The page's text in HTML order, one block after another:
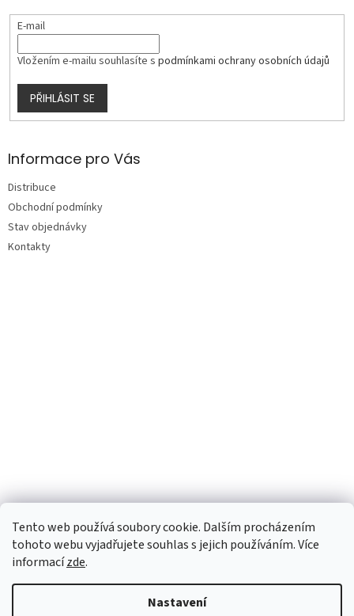
Tento web používá soubory cookie. Dalším procházením
tohoto webu vyjadřujete souhlas s jejich používáním. Více
informacízde.
Nastavení
E-mail
Vložením e-mailu souhlasíte s podmínkami ochrany osobních údajů
PŘIHLÁSIT SE
Informace pro Vás
Distribuce
Obchodní podmínky
Stav objednávky
Kontakty
Vytvořil Shoptet